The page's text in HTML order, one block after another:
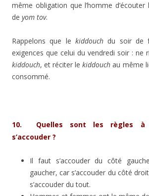
même obligation que l’homme d’écouter
de yom tov.
Rappelons que le kiddouchdu soir de
exigences que celui du vendredi soir : ne
kiddouch, et réciter lekiddouch au même
consommé.
10. Quelles sont les règles à
s’accouder ?
Il faut s’accouder du côté
gaucher, car s’accouder du côté
s’accouder du tout.